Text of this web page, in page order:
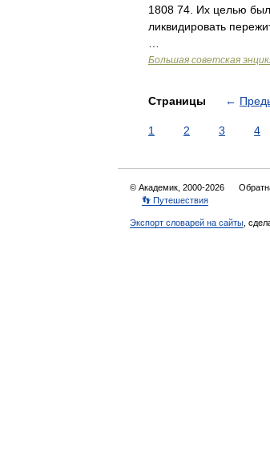
1808 74. Их целью
ликвидировать
Большая советская
Страницы ←
1 2 3 4
© Академик, 2000-2026
👣 Путешествия
Экспорт словарей на сайты ,